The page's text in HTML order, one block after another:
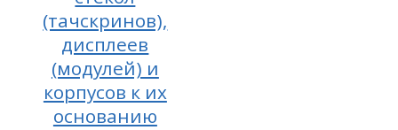
(тачскринов),
дисплеев
(модулей) и
корпусов к их
основанию